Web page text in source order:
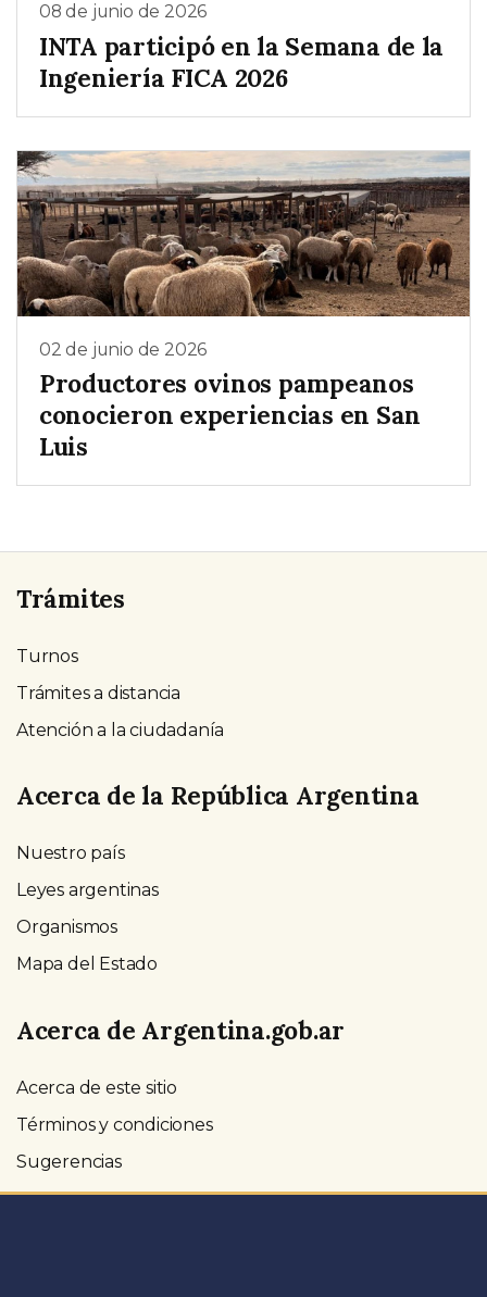
08 de junio de 2026
INTA participó en la Semana de la
Ingeniería FICA 2026
02 de junio de 2026
Productores ovinos pampeanos
conocieron experiencias en San
Luis
Trámites
Turnos
Trámites a distancia
Atención a la ciudadanía
Acerca de la República Argentina
Nuestro país
Leyes argentinas
Organismos
Mapa del Estado
Acerca de Argentina.gob.ar
Acerca de este sitio
Términos y condiciones
Sugerencias